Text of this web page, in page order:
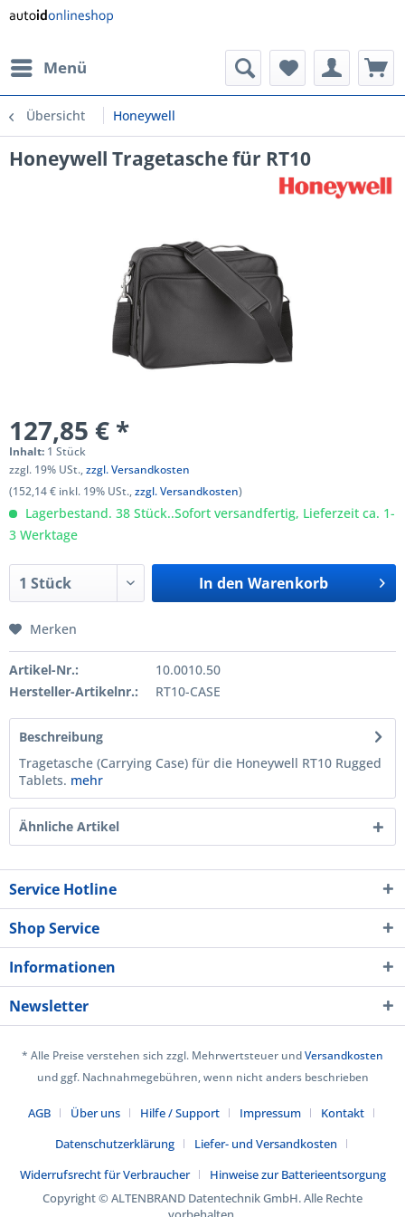
Menü
Übersicht Honeywell
Honeywell Tragetasche für RT10
127,85 € *
Inhalt: 1 Stück
zzgl. 19% USt.,zzgl. Versandkosten
(152,14 € inkl. 19% USt.,zzgl. Versandkosten)
Lagerbestand. 38 Stück..Sofort versandfertig, Lieferzeit ca. 1-
3 Werktage
In den Warenkorb
Merken
Artikel-Nr.:
10.0010.50
Hersteller-Artikelnr.:
RT10-CASE
Beschreibung
Tragetasche (Carrying Case) für die Honeywell RT10 Rugged
Tablets. mehr
Ähnliche Artikel
Service Hotline
Shop Service
Informationen
Newsletter
* Alle Preise verstehen sich zzgl. Mehrwertsteuer undVersandkosten
und ggf. Nachnahmegebühren, wenn nicht anders beschrieben
AGB Über uns Hilfe / Support Impressum
Kontakt
Datenschutzerklärung
Liefer- und Versandkosten
Widerrufsrecht für Verbraucher
Hinweise zur Batterieentsorgung
Copyright © ALTENBRAND Datentechnik GmbH. Alle Rechte